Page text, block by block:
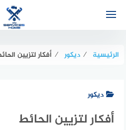
الرئيسية ⁄ ديكور ⁄ أفكار لتزيين
ديكور
أفكار لتزيين الحائط